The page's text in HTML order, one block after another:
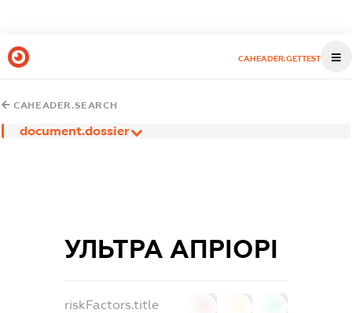
CAHEADER.GETTEST
CAHEADER.SEARCH
document.dossier
УЛЬТРА АПРІОРІ
riskFactors.title